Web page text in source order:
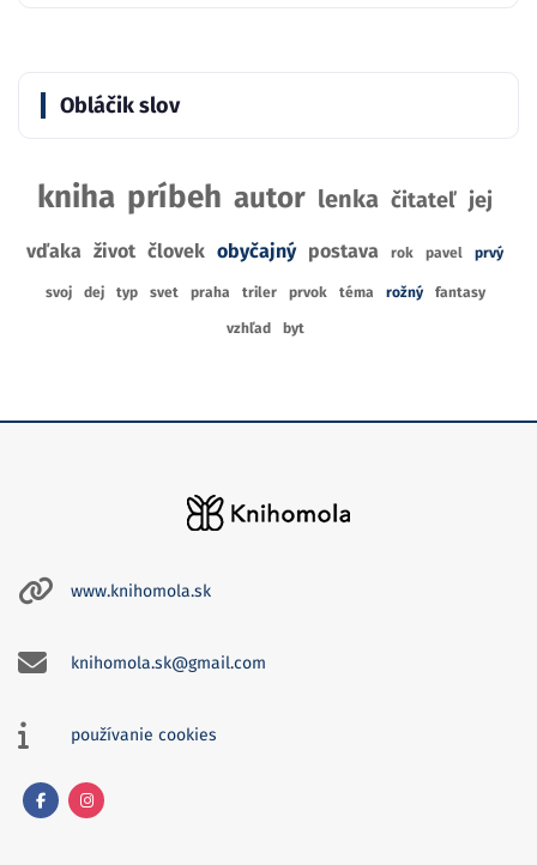
Obláčik slov
kniha príbeh autor lenka čitateľ jej
vďaka život človek obyčajný postava rok pavel prvý
svoj dej typ svet praha triler prvok téma rožný fantasy
vzhľad byt
www.knihomola.sk
knihomola.sk@gmail.com
používanie cookies